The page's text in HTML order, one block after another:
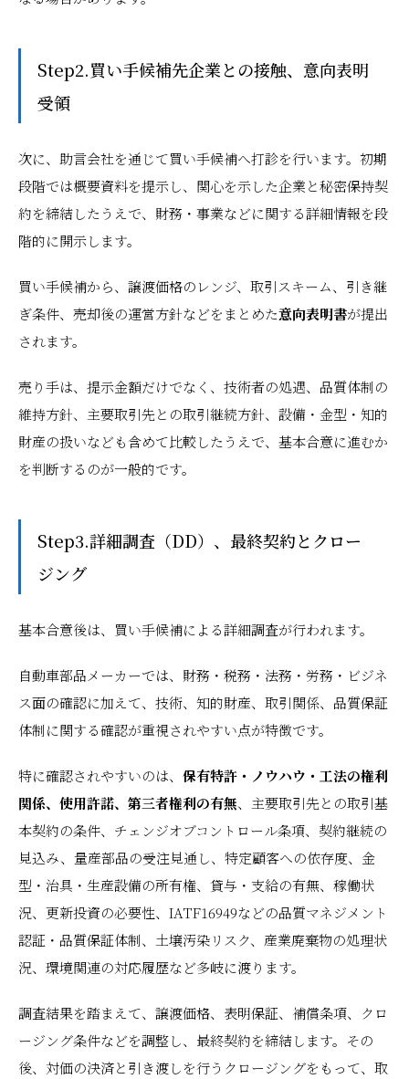
Step2.買い手候補先企業との接触、意向表明
受領
次に、助言会社を通じて買い手候補へ打診を行います。初期
段階では概要資料を提示し、関心を示した企業と秘密保持契
約を締結したうえで、財務・事業などに関する詳細情報を段
階的に開示します。
買い手候補から、譲渡価格のレンジ、取引スキーム、引き継
ぎ条件、売却後の運営方針などをまとめた意向表明書が提出
されます。
売り手は、提示金額だけでなく、技術者の処遇、品質体制の
維持方針、主要取引先との取引継続方針、設備・金型・知的
財産の扱いなども含めて比較したうえで、基本合意に進むか
を判断するのが一般的です。
Step3.詳細調査（DD）、最終契約とクロー
ジング
基本合意後は、買い手候補による詳細調査が行われます。
自動車部品メーカーでは、財務・税務・法務・労務・ビジネ
ス面の確認に加えて、技術、知的財産、取引関係、品質保証
体制に関する確認が重視されやすい点が特徴です。
特に確認されやすいのは、 保有特許・ノウハウ・工法の権利
関係、使用許諾、第三者権利の有無、主要取引先との取引基
本契約の条件、チェンジオブコントロール条項、契約継続の
見込み、量産部品の受注見通し、特定顧客への依存度、金
型・治具・生産設備の所有権、貸与・支給の有無、稼働状
況、更新投資の必要性、IATF16949などの品質マネジメント
認証・品質保証体制、土壌汚染リスク、産業廃棄物の処理状
況、環境関連の対応履歴など多岐に渡ります。
調査結果を踏まえて、譲渡価格、表明保証、補償条項、クロ
ージング条件などを調整し、最終契約を締結します。その
後、対価の決済と引き渡しを行うクロージングをもって、取